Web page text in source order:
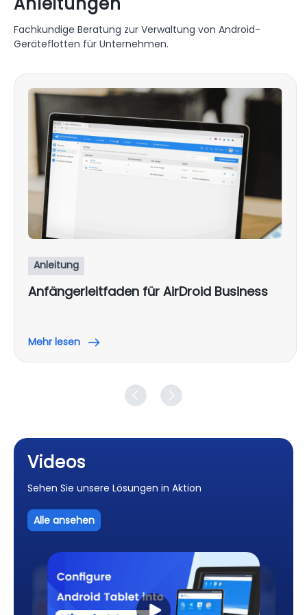
Fachkundige Beratung zur Verwaltung von Android-
Geräteflotten für Unternehmen.
Anleitung
Anfängerleitfaden für AirDroid Business
Mehr lesen
Videos
Sehen Sie unsere Lösungen in Aktion
Alle ansehen